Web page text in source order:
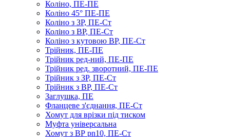
Коліно, ПЕ-ПЕ
Коліно 45° ПЕ-ПЕ
Коліно з ЗР, ПЕ-Ст
Коліно з ВР, ПЕ-Ст
Коліно з кутовою ВР, ПЕ-Ст
Трійник, ПЕ-ПЕ
Трійник ред-ний, ПЕ-ПЕ
Трійник ред. зворотний, ПЕ-ПЕ
Трійник з ЗР, ПЕ-Ст
Трійник з ВР, ПЕ-Ст
Заглушка, ПЕ
Фланцеве з'єднання, ПЕ-Ст
Хомут для врізки під тиском
Муфта універсальна
Хомут з ​​ВР pn10, ПЕ-Ст